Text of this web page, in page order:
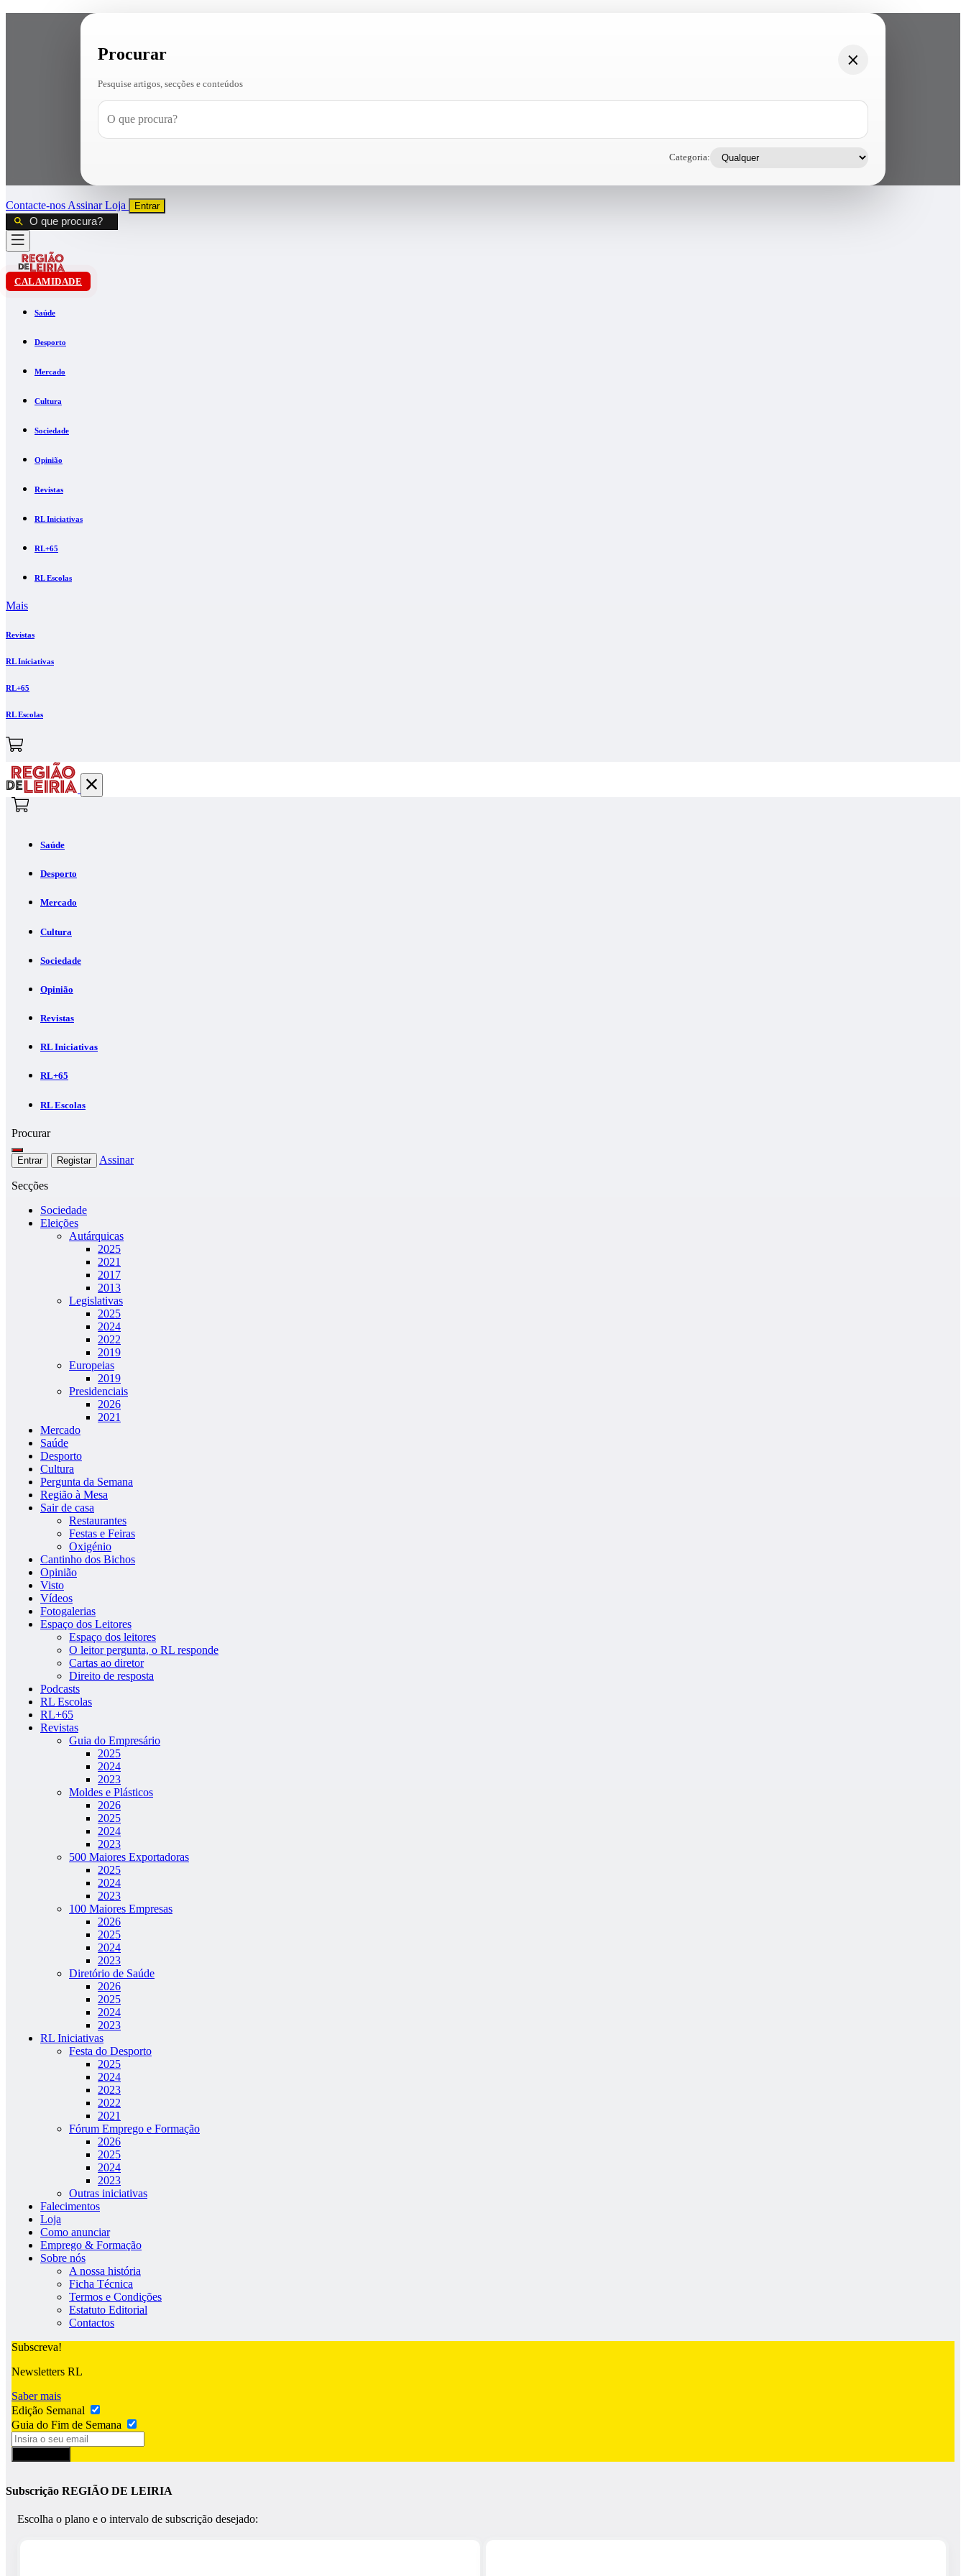
Procurar
Pesquise artigos, secções e conteúdos
Categoria:
Contacte-nos AssinarLoja Entrar
CALAMIDADE
Saúde
Desporto
Mercado
Cultura
Sociedade
Opinião
Revistas
RL Iniciativas
RL+65
RL Escolas
Mais
Revistas
RL Iniciativas
RL+65
RL Escolas
Saúde
Desporto
Mercado
Cultura
Sociedade
Opinião
Revistas
RL Iniciativas
RL+65
RL Escolas
Procurar
Entrar Registar Assinar
Secções
Sociedade
Eleições
Autárquicas
2025
2021
2017
2013
Legislativas
2025
2024
2022
2019
Europeias
2019
Presidenciais
2026
2021
Mercado
Saúde
Desporto
Cultura
Pergunta da Semana
Região à Mesa
Sair de casa
Restaurantes
Festas e Feiras
Oxigénio
Cantinho dos Bichos
Opinião
Visto
Vídeos
Fotogalerias
Espaço dos Leitores
Espaço dos leitores
O leitor pergunta, o RL responde
Cartas ao diretor
Direito de resposta
Podcasts
RL Escolas
RL+65
Revistas
Guia do Empresário
2025
2024
2023
Moldes e Plásticos
2026
2025
2024
2023
500 Maiores Exportadoras
2025
2024
2023
100 Maiores Empresas
2026
2025
2024
2023
Diretório de Saúde
2026
2025
2024
2023
RL Iniciativas
Festa do Desporto
2025
2024
2023
2022
2021
Fórum Emprego e Formação
2026
2025
2024
2023
Outras iniciativas
Falecimentos
Loja
Como anunciar
Emprego & Formação
Sobre nós
A nossa história
Ficha Técnica
Termos e Condições
Estatuto Editorial
Contactos
Subscreva!
Newsletters RL
Saber mais
Edição Semanal
Guia do Fim de Semana
Subscrição REGIÃO DE LEIRIA
Escolha o plano e o intervalo de subscrição desejado: